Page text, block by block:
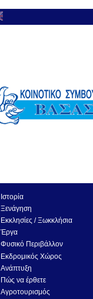
Ιστορία
Ξενάγηση
Εκκλησίες / Ξωκκλήσια
Έργα
Φυσικό Περιβάλλον
Εκδρομικός Χώρος
Ανάπτυξη
Πώς να έρθετε
Αγροτουρισμός